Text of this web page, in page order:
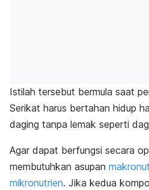
Istilah tersebut bermula saat
Serikat harus bertahan hidup
daging tanpa lemak seperti
Agar dapat berfungsi secara
membutuhkan asupan
mikronutrien. Jika kedua